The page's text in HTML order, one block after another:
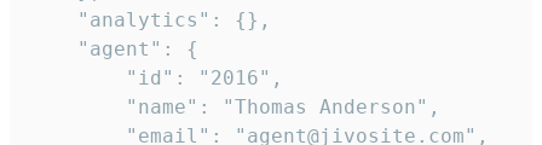
    "analytics": {},
    "agent": {
        "id": "2016",
        "name": "Thomas Anderson",
        "email": "agent@jivosite.com",